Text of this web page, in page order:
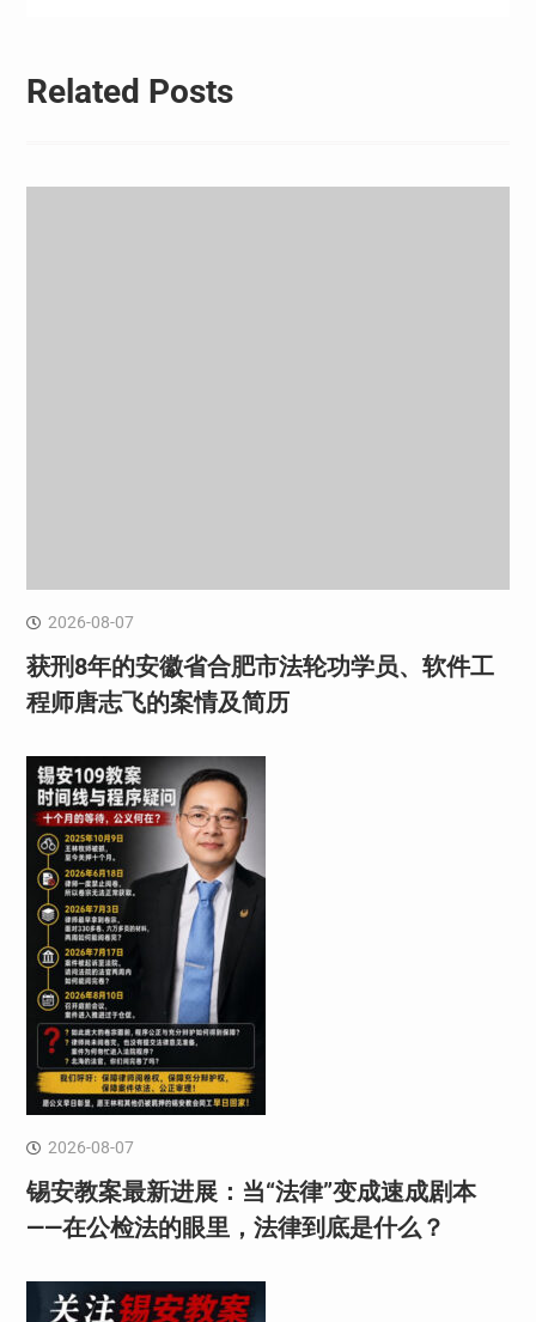
Related Posts
2026-08-07
获刑8年的安徽省合肥市法轮功学员、软件工
程师唐志飞的案情及简历
2026-08-07
锡安教案最新进展：当“法律”变成速成剧本
——在公检法的眼里，法律到底是什么？